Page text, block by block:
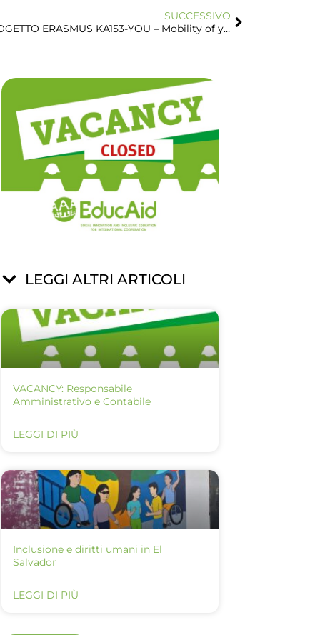
SUCCESSIVO
VACANCY: COORDINATORE PROGETTO ERASMUS KA153-YOU – Mobility of youth workers
LEGGI ALTRI ARTICOLI
VACANCY: Responsabile
Amministrativo e Contabile
LEGGI DI PIÙ
Inclusione e diritti umani in El
Salvador
LEGGI DI PIÙ